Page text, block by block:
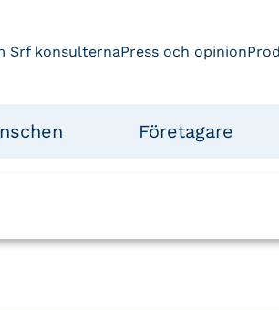
Srf konsulternaPress och opinion
Företagare